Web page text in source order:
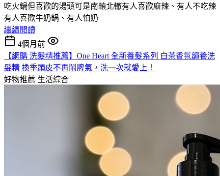
吃火鍋但喜歡的湯頭可是南轅北轍有人喜歡麻辣、有人不吃辣
有人喜歡牛奶鍋、有人怕奶
繼續閱讀
4個月前
【網購 洗髮精推薦】One Heart 全新養髮系列 白茶香氛韻養洗
髮精 換季頭皮不再鬧脾氣，洗一次就愛上！
好物推薦 生活綜合